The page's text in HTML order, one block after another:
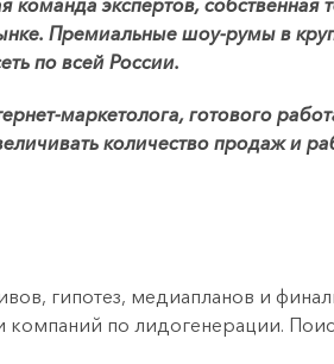
команда экспертов, собственная
Премиальные шоу-румы в
по всей России.
маркетолога, готового
количество продаж и
гипотез, медиапланов и
по лидогенерации.